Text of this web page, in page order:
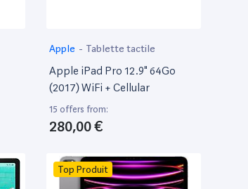
Apple - Tablette tactile
Apple iPad Pro 12.9" 64Go
(2017) WiFi + Cellular
15 offers from:
280,00 €
Top Produit